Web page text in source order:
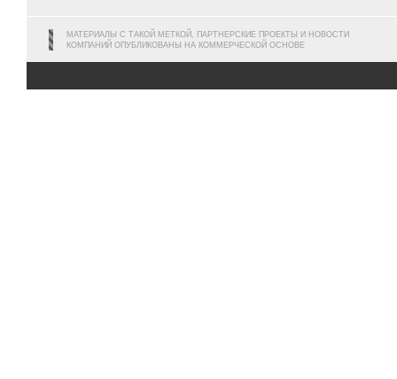
МАТЕРИАЛЫ С ТАКОЙ МЕТКОЙ, ПАРТНЕРСКИЕ ПРОЕКТЫ И НОВОСТИ
КОМПАНИЙ ОПУБЛИКОВАНЫ НА КОММЕРЧЕСКОЙ ОСНОВЕ